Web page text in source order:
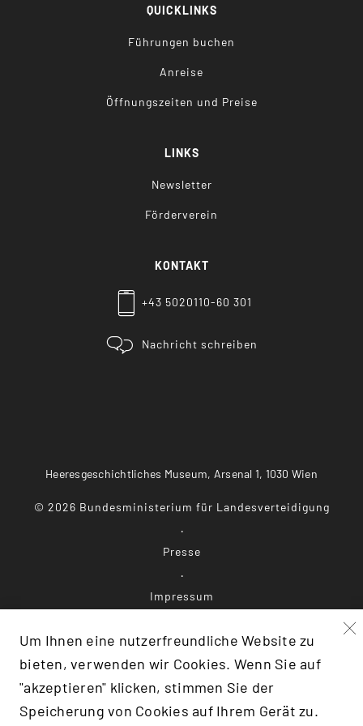
QUICKLINKS
Führungen buchen
Anreise
Öffnungszeiten und Preise
LINKS
Newsletter
Förderverein
KONTAKT
+43 5020110-60 301
Nachricht schreiben
Heeresgeschichtliches Museum, Arsenal 1, 1030 Wien
© 2026 Bundesministerium für Landesverteidigung
Presse
Impressum
Datenschutz
Barrierefreiheit
Um Ihnen eine nutzerfreundliche Website zu
bieten, verwenden wir Cookies. Wenn Sie auf
"akzeptieren" klicken, stimmen Sie der
Speicherung von Cookies auf Ihrem Gerät zu.